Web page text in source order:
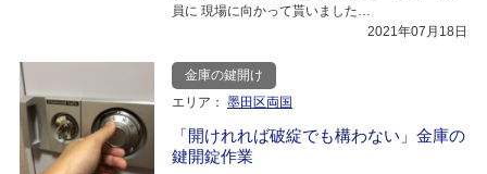
員に 現場に向かって貰いました…
2021年07月18日
金庫の鍵開け
エリア： 墨田区両国
「開けれれば破綻でも構わない」金庫の
鍵開錠作業